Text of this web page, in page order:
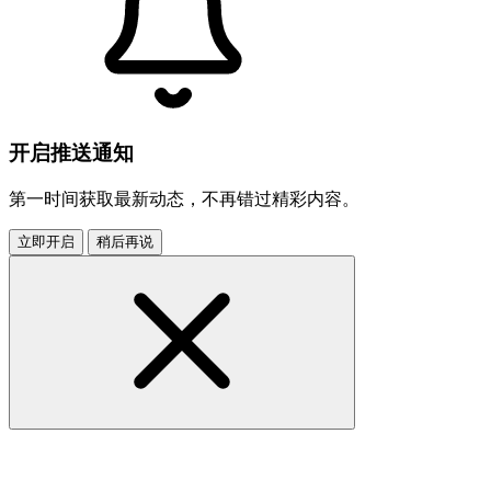
开启推送通知
第一时间获取最新动态，不再错过精彩内容。
立即开启 稍后再说